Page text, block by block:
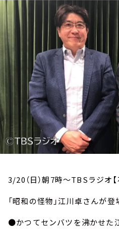
お知らせ
イベント・グッズ
YouTube
会社情報
3/20（日）朝7時～TBSラジオ【
「昭和の怪物」江川卓さんが登場
●かつてセンバツを沸かせた